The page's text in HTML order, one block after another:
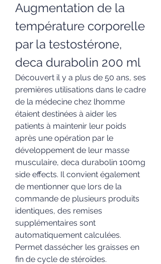
Augmentation de la
température corporelle
par la testostérone,
deca durabolin 200 ml
Découvert il y a plus de 50 ans, ses
premières utilisations dans le cadre
de la médecine chez lhomme
étaient destinées à aider les
patients à maintenir leur poids
après une opération par le
développement de leur masse
musculaire, deca durabolin 100mg
side effects. Il convient également
de mentionner que lors de la
commande de plusieurs produits
identiques, des remises
supplémentaires sont
automatiquement calculées.
Permet dassécher les graisses en
fin de cycle de stéroïdes.